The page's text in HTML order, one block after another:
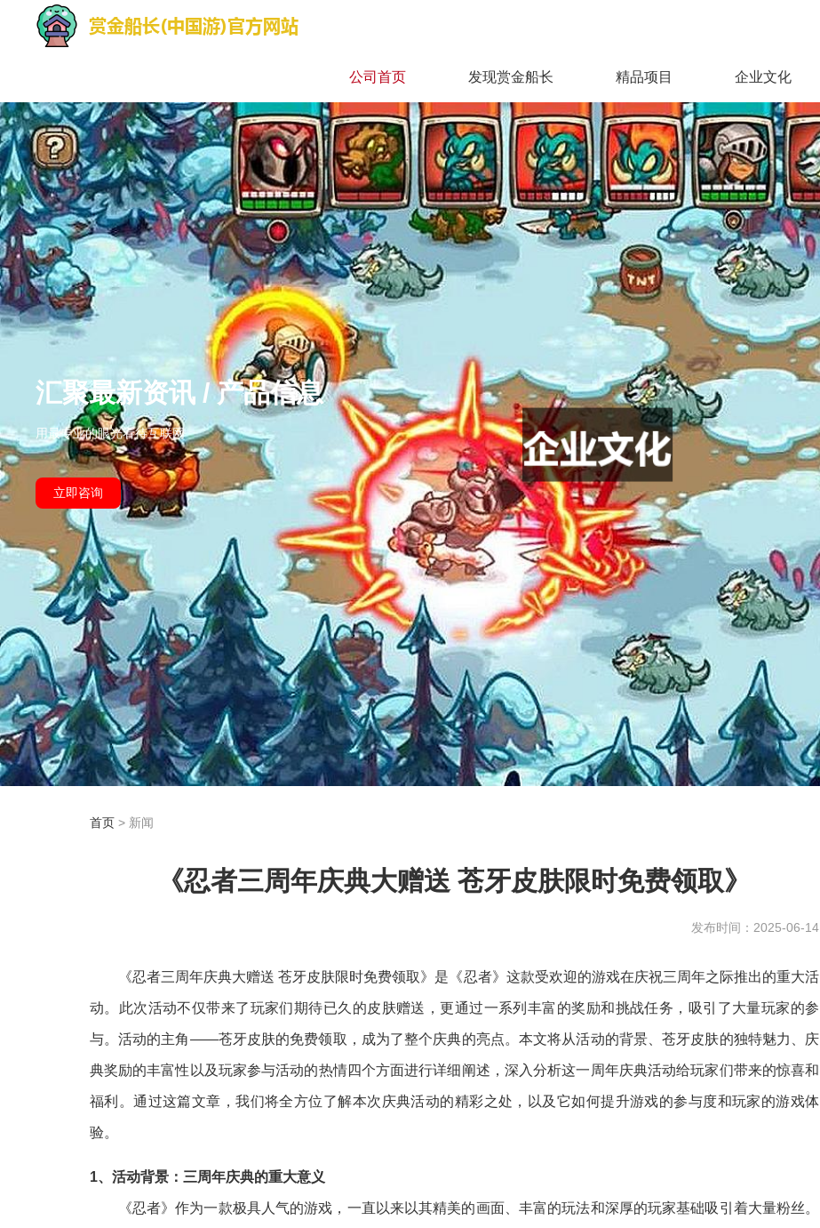
公司首页 发现赏金船长 精品项目 企业文化
汇聚最新资讯 / 产品信息
用最专业的眼光看待互联网
立即咨询
首页> 新闻
《忍者三周年庆典大赠送 苍牙皮肤限时免费领取》
发布时间：2025-06-14
《忍者三周年庆典大赠送 苍牙皮肤限时免费领取》是《忍者》这款受欢迎的游戏在庆祝三周年之际推出的重大活
动。此次活动不仅带来了玩家们期待已久的皮肤赠送，更通过一系列丰富的奖励和挑战任务，吸引了大量玩家的参
与。活动的主角——苍牙皮肤的免费领取，成为了整个庆典的亮点。本文将从活动的背景、苍牙皮肤的独特魅力、庆
典奖励的丰富性以及玩家参与活动的热情四个方面进行详细阐述，深入分析这一周年庆典活动给玩家们带来的惊喜和
福利。通过这篇文章，我们将全方位了解本次庆典活动的精彩之处，以及它如何提升游戏的参与度和玩家的游戏体
验。
1、活动背景：三周年庆典的重大意义
《忍者》作为一款极具人气的游戏，一直以来以其精美的画面、丰富的玩法和深厚的玩家基础吸引着大量粉丝。